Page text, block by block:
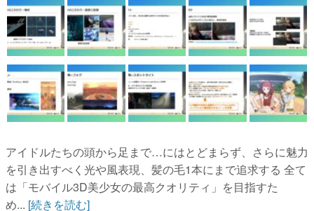
アイドルたちの頭から足まで…にはとどまらず、さらに魅力
を引き出すべく光や風表現、髪の毛1本にまで追求する 全て
は「モバイル3D美少女の最高クオリティ」を目指すた
め... [続きを読む]